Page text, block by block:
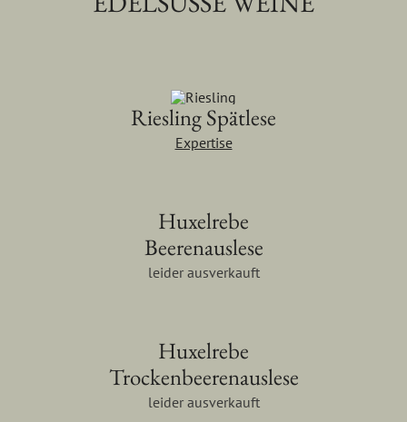
Riesling Spätlese
Expertise
Huxelrebe
Beerenauslese
leider ausverkauft
Huxelrebe
Trockenbeerenauslese
leider ausverkauft